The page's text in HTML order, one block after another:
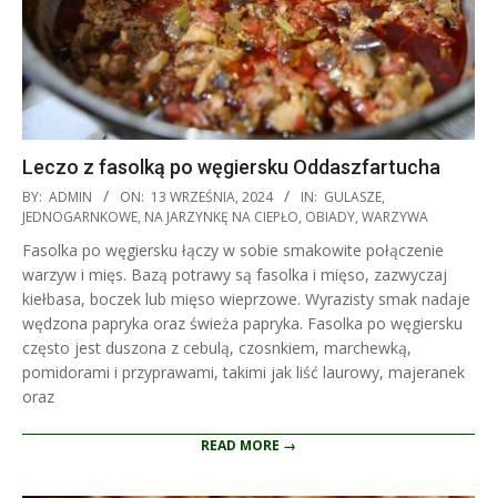
Leczo z fasolką po węgiersku Oddaszfartucha
2024-
09-
13
BY: ADMIN ON: 13 WRZEŚNIA, 2024 IN: GULASZE,
JEDNOGARNKOWE, NA JARZYNKĘ NA CIEPŁO, OBIADY, WARZYWA
Fasolka po węgiersku łączy w sobie smakowite połączenie
warzyw i mięs. Bazą potrawy są fasolka i mięso, zazwyczaj
kiełbasa, boczek lub mięso wieprzowe. Wyrazisty smak nadaje
wędzona papryka oraz świeża papryka. Fasolka po węgiersku
często jest duszona z cebulą, czosnkiem, marchewką,
pomidorami i przyprawami, takimi jak liść laurowy, majeranek
oraz
READ MORE →